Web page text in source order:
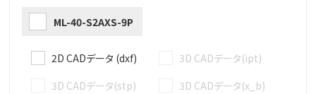
ML-40-S2AXS-9P
2D CADデータ (dxf)
3D CADデータ(ipt)
3D CADデータ(stp)
3D CADデータ(x_b)